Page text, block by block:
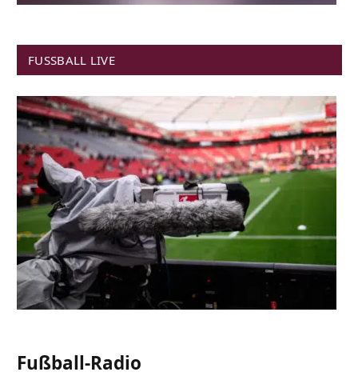
FUSSBALL LIVE
Fußball-Radio